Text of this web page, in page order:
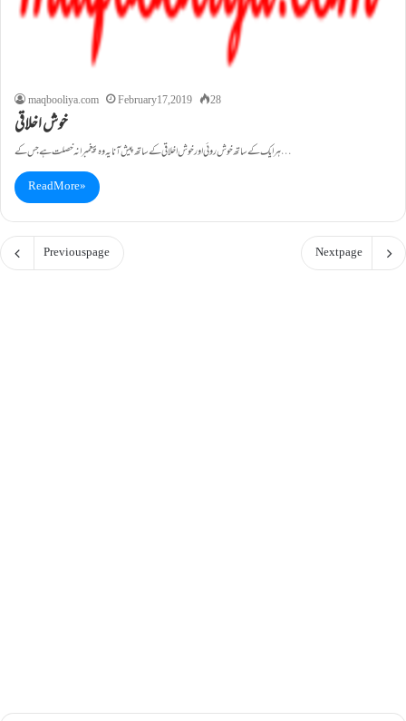
maqbooliya.com February 17, 2019 28
خوش اخلاقی
ہر ایک کے ساتھ خوش روئی اور خوش اخلاقی کے ساتھ پیش آنا یہ وہ پیغمبرانہ خصلت ہے جس کے…
Read More »
Previous page Next page